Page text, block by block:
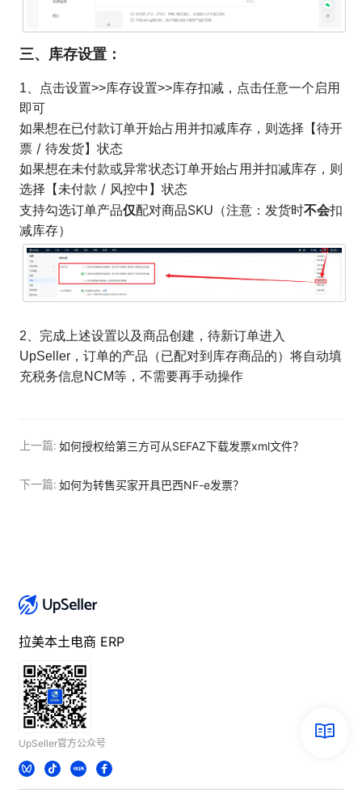
三、库存设置：
1、点击设置>>库存设置>>库存扣减，点击任意一个启用
即可
如果想在已付款订单开始占用并扣减库存，则选择 【待开
票 / 待发货】状态
如果想在未付款或异常状态订单开始占用并扣减库存，则
选择 【未付款 / 风控中】状态
支持勾选订单产品仅配对商品SKU（注意：发货时不会扣
减库存）
2、完成上述设置以及商品创建，待新订单进入
UpSeller，订单的产品（已配对到库存商品的）将自动填
充税务信息NCM等，不需要再手动操作
上一篇: 如何授权给第三方可从SEFAZ下载发票xml文件？
下一篇: 如何为转售买家开具巴西NF-e发票？
拉美本土电商 ERP
UpSeller官方公众号